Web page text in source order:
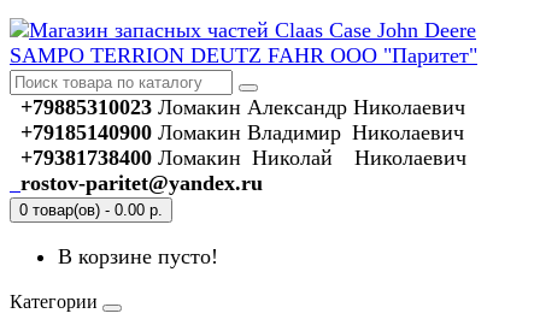
+79885310023 Ломакин Александр Николаевич
+79185140900 Ломакин Владимир Николаевич
+79381738400 Ломакин Николай Николаевич
rostov-paritet@yandex.ru
0 товар(ов) - 0.00 р.
В корзине пусто!
Категории